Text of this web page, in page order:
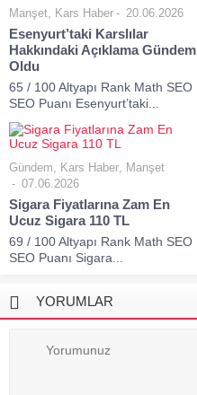
Manşet, Kars Haber 20.06.2026
Esenyurt’taki Karslılar
Hakkındaki Açıklama Gündem
Oldu
65 / 100 Altyapı Rank Math SEO
SEO Puanı Esenyurt’taki...
Gündem, Kars Haber, Manşet
07.06.2026
Sigara Fiyatlarına Zam En
Ucuz Sigara 110 TL
69 / 100 Altyapı Rank Math SEO
SEO Puanı Sigara...
YORUMLAR